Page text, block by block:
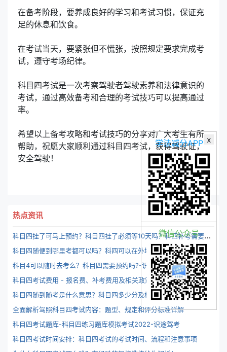
在备考阶段，要养成良好的学习和考试习惯，保证充
足的休息和饮食。
在考试当天，要紧张但不慌张，按照规定要求完成考
试，遵守考场纪律。
科目四考试是一次考察驾驶者驾驶素养和法律意识的
考试，通过高效备考和合理的考试技巧可以提高通过
率。
希望以上备考攻略和考试技巧的分享对广大考生有所
帮助，祝愿大家顺利通过科目四考试，获得驾驶证，
安全驾驶！
热点资讯
科
目四挂了可马上预约？科目四挂了必须等10天吗？科四补考需要交钱么？-识途驾考
科目四随便到哪里考都可以吗？科四可以在外地考么？-识途驾考
科目4可以随时去考么？科目四需要预约吗?-识途驾考
科
目四考试费用 - 报名费、补考费用及相关政策说明 | 让您了解科目四考试费用清单
科目四随到随考是什么意思？科目四多少分及格？-识图驾考
全面解析驾照科目四考试内容：题型、规定和评分标准详解
科目四考试题库-科目四练习题库模拟考试2022-识途驾考
科目四考试时间安排：科目四考试的考试时间、流程和注意事项
x
学法减分APP
微信公众号